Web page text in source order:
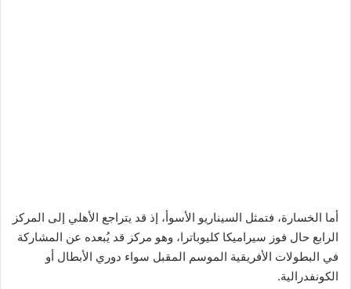
أما الخسارة، فتمثل السيناريو الأسوأ، إذ قد يتراجع الأهلي إلى المركز
الرابع حال فوز سيراميكا كليوباترا، وهو مركز قد يُبعده عن المشاركة
في البطولات الأفريقية الموسم المقبل سواء دوري الأبطال أو
الكونفدرالية.